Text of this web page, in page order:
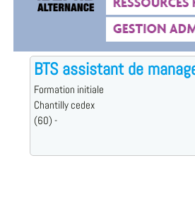
BTS assistant de
Formation initiale
Chantilly cedex
(60) -